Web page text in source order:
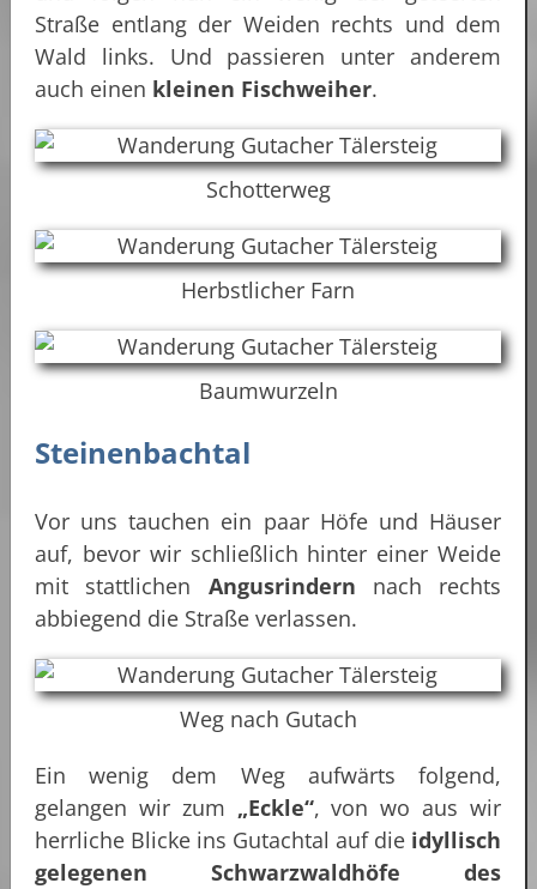
Straße entlang der Weiden rechts und dem
Wald links. Und passieren unter anderem
auch einen kleinen Fischweiher.
Schotterweg
Herbstlicher Farn
Baumwurzeln
Steinenbachtal
Vor uns tauchen ein paar Höfe und Häuser
auf, bevor wir schließlich hinter einer Weide
mit stattlichen Angusrindern nach rechts
abbiegend die Straße verlassen.
Weg nach Gutach
Ein wenig dem Weg aufwärts folgend,
gelangen wir zum „Eckle“, von wo aus wir
herrliche Blicke ins Gutachtal auf die idyllisch
gelegenen Schwarzwaldhöfe des